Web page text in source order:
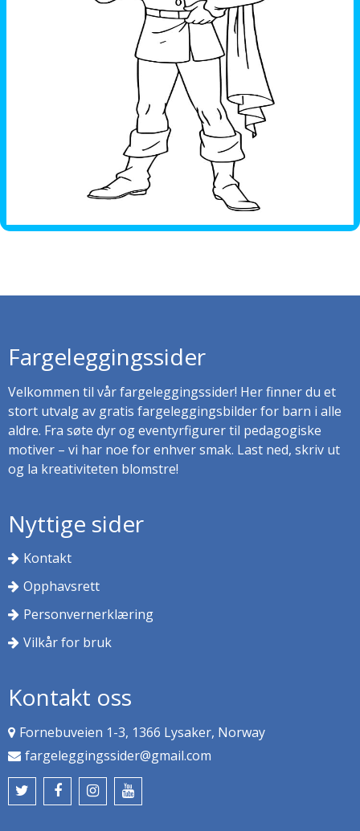
Fargeleggingssider
Velkommen til vår fargeleggingssider! Her finner du et
stort utvalg av gratis fargeleggingsbilder for barn i alle
aldre. Fra søte dyr og eventyrfigurer til pedagogiske
motiver – vi har noe for enhver smak. Last ned, skriv ut
og la kreativiteten blomstre!
Nyttige sider
Kontakt
Opphavsrett
Personvernerklæring
Vilkår for bruk
Kontakt oss
Fornebuveien 1-3, 1366 Lysaker, Norway
fargeleggingssider@gmail.com